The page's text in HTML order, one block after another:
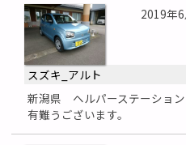
2019年6
スズキ_アルト
新潟県 ヘルパーステーショ
有難うございます。